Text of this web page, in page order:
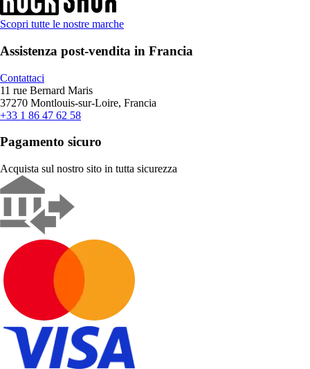
Scopri tutte le nostre marche
Assistenza post-vendita in Francia
Contattaci
11 rue Bernard Maris
37270 Montlouis-sur-Loire, Francia
+33 1 86 47 62 58
Pagamento sicuro
Acquista sul nostro sito in tutta sicurezza